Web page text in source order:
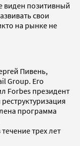
виден позитивный
свои
на рынке не
Пивень,
Group. Его
Forbes президент
программа
трех лет